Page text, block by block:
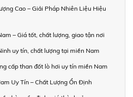
Cao – Giải Pháp Nhiên Liệu Hiệu
– Giá tốt, chất lượng, giao tận nơi
uy tín, chất lượng tại miền Nam
cấp than đốt lò hơi uy tín miền Nam
Uy Tín – Chất Lượng Ổn Định